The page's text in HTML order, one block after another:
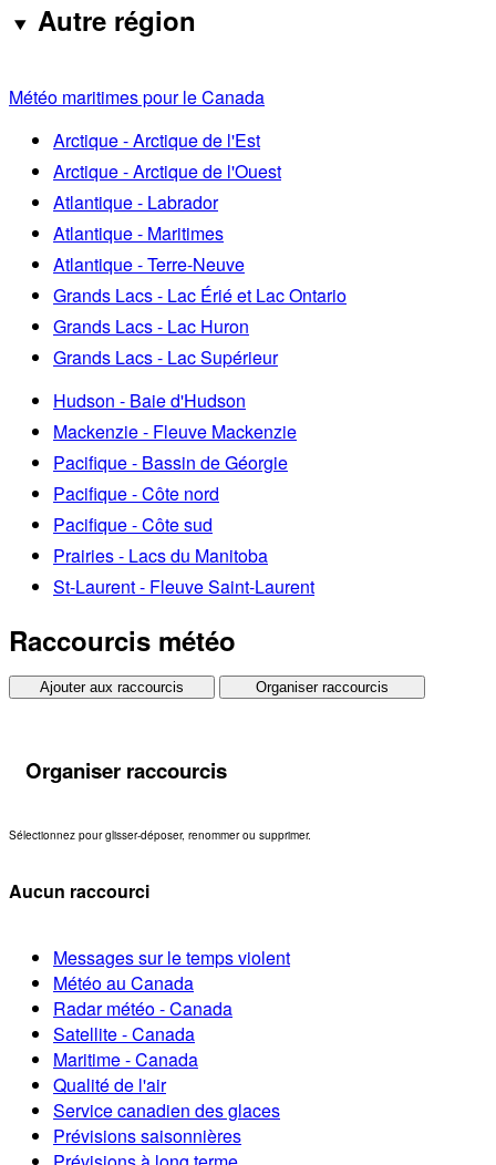
Autre région
Météo maritimes pour le Canada
Arctique - Arctique de l'Est
Arctique - Arctique de l'Ouest
Atlantique - Labrador
Atlantique - Maritimes
Atlantique - Terre-Neuve
Grands Lacs - Lac Érié et Lac Ontario
Grands Lacs - Lac Huron
Grands Lacs - Lac Supérieur
Hudson - Baie d'Hudson
Mackenzie - Fleuve Mackenzie
Pacifique - Bassin de Géorgie
Pacifique - Côte nord
Pacifique - Côte sud
Prairies - Lacs du Manitoba
St-Laurent - Fleuve Saint-Laurent
Raccourcis météo
Ajouter aux raccourcis Organiser raccourcis
Organiser raccourcis
Sélectionnez pour glisser-déposer, renommer ou supprimer.
Aucun raccourci
Messages sur le temps violent
Météo au Canada
Radar météo - Canada
Satellite - Canada
Maritime - Canada
Qualité de l'air
Service canadien des glaces
Prévisions saisonnières